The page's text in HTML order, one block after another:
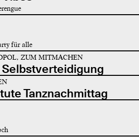
für alle
ZUM MITMACHEN
Selbstverteidigung
Tanznachmittag